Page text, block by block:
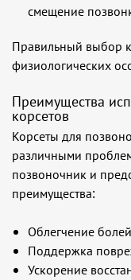
смещение
Правильный выбор
физиологических
Преимущества
корсетов
Корсеты для
различными
позвоночник и
преимущества:
Облегчение
Поддержка
Ускорение